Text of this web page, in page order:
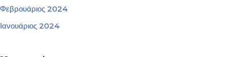
Φεβρουάριος 2024
Ιανουάριος 2024